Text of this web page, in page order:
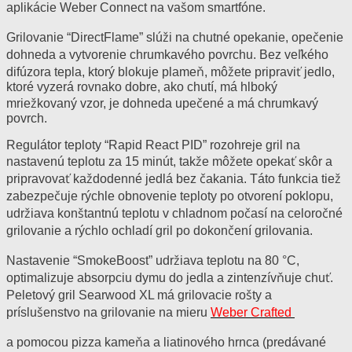
aplikácie Weber Connect na vašom smartfóne.
Grilovanie “DirectFlame” slúži na chutné opekanie, opečenie
dohneda a vytvorenie chrumkavého povrchu. Bez veľkého
difúzora tepla, ktorý blokuje plameň, môžete pripraviť jedlo,
ktoré vyzerá rovnako dobre, ako chutí, má hlboký
mriežkovaný vzor, je dohneda upečené a má chrumkavý
povrch.
Regulátor teploty “Rapid React PID” rozohreje gril na
nastavenú teplotu za 15 minút, takže môžete opekať skôr a
pripravovať každodenné jedlá bez čakania. Táto funkcia tiež
zabezpečuje rýchle obnovenie teploty po otvorení poklopu,
udržiava konštantnú teplotu v chladnom počasí na celoročné
grilovanie a rýchlo ochladí gril po dokončení grilovania.
Nastavenie “SmokeBoost” udržiava teplotu na 80 °C,
optimalizuje absorpciu dymu do jedla a zintenzívňuje chuť.
Peletový gril Searwood XL má grilovacie rošty a
príslušenstvo na grilovanie na mieru Weber Crafted
a pomocou pizza kameňa a liatinového hrnca (predávané